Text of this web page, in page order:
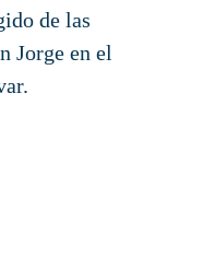
de las
Jorge en el